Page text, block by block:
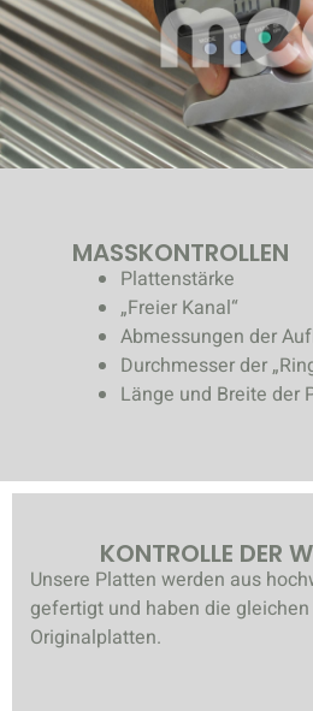
MASSKONTROLLEN
Plattenstärke
„Freier Kanal“
Abmessungen der
Durchmesser der
Länge und Breite der
KONTROLLE DER
Unsere Platten werden aus
gefertigt und haben die
Originalplatten.